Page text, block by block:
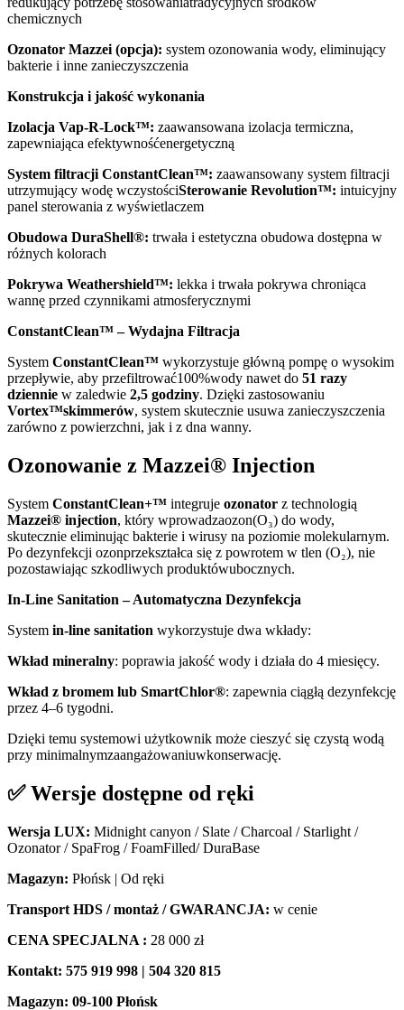
chemicznych
Ozonator Mazzei (opcja): system ozonowania wody, eliminujący
bakterie i inne zanieczyszczenia
Konstrukcja i jakość wykonania
Izolacja Vap-R-Lock™: zaawansowana izolacja termiczna,
zapewniająca efektywnośćenergetyczną
System filtracji ConstantClean™: zaawansowany system filtracji
utrzymujący wodę wczystościSterowanie Revolution™: intuicyjny
panel sterowania z wyświetlaczem
Obudowa DuraShell®: trwała i estetyczna obudowa dostępna w
różnych kolorach
Pokrywa Weathershield™: lekka i trwała pokrywa chroniąca
wannę przed czynnikami atmosferycznymi
ConstantClean™ – Wydajna Filtracja
System ConstantClean™ wykorzystuje główną pompę o wysokim
przepływie, aby przefiltrować100%wody nawet do 51 razy
dziennie w zaledwie 2,5 godziny. Dzięki zastosowaniu
Vortex™skimmerów, system skutecznie usuwa zanieczyszczenia
zarówno z powierzchni, jak i z dna wanny.
Ozonowanie z Mazzei® Injection
System ConstantClean+™ integruje ozonator z technologią
Mazzei® injection, który wprowadzaozon(O₃) do wody,
skutecznie eliminując bakterie i wirusy na poziomie molekularnym.
Po dezynfekcji ozonprzekształca się z powrotem w tlen (O₂), nie
pozostawiając szkodliwych produktówubocznych.
In-Line Sanitation – Automatyczna Dezynfekcja
System in-line sanitation wykorzystuje dwa wkłady:
Wkład mineralny: poprawia jakość wody i działa do 4 miesięcy.
Wkład z bromem lub SmartChlor®: zapewnia ciągłą dezynfekcję
przez 4–6 tygodni.
Dzięki temu systemowi użytkownik może cieszyć się czystą wodą
przy minimalnymzaangażowaniuwkonserwację.
✅Wersje dostępne od ręki
Wersja LUX: Midnight canyon / Slate / Charcoal / Starlight /
Ozonator / SpaFrog / FoamFilled/ DuraBase
Magazyn: Płońsk | Od ręki
Transport HDS / montaż / GWARANCJA: w cenie
CENA SPECJALNA : 28 000 zł
Kontakt: 575 919 998 | 504 320 815
Magazyn: 09-100 Płońsk